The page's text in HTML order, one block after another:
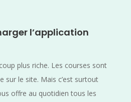
l’application
plus riche. Les courses sont
sur le site. Mais c’est surtout
offre au quotidien tous les